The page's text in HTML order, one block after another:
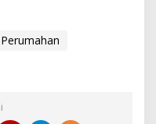
Perumahan